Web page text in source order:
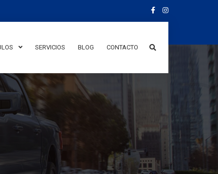
SERVICIOS BLOG CONTACTO